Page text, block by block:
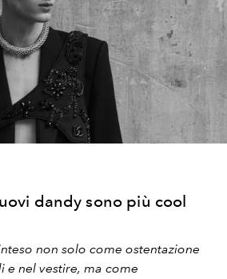
dandy sono più cool
non solo come ostentazione
e nel vestire, ma come